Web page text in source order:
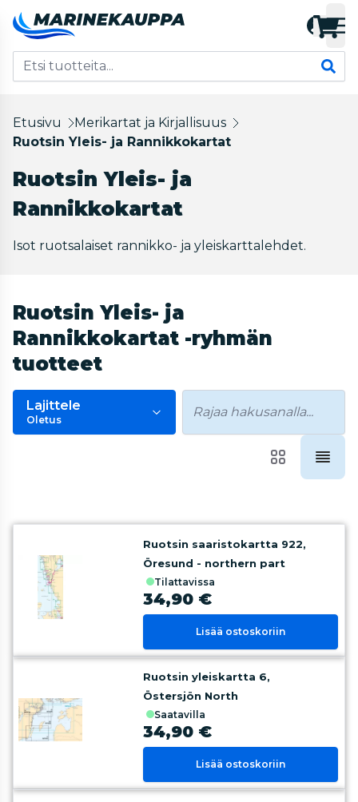
Etusivu
Merikartat ja Kirjallisuus
Ruotsin Yleis- ja Rannikkokartat
Ruotsin Yleis- ja
Rannikkokartat
Isot ruotsalaiset rannikko- ja yleiskarttalehdet.
Ruotsin Yleis- ja
Rannikkokartat -ryhmän
tuotteet
Lajittele
Oletus
Ruotsin saaristokartta 922,
Öresund - northern part
tilattavissa
34,90 €
Lisää ostoskoriin
Ruotsin yleiskartta 6,
Östersjön North
saatavilla
34,90 €
Lisää ostoskoriin